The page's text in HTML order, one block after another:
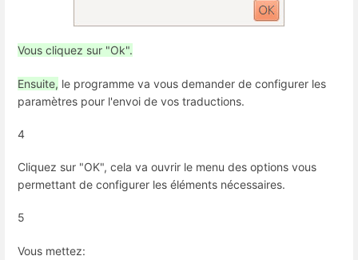
Vous cliquez sur "Ok".
Ensuite, le programme va vous demander de configurer les
paramètres pour l'envoi de vos traductions.
4
Cliquez sur "OK", cela va ouvrir le menu des options vous
permettant de configurer les éléments nécessaires.
5
Vous mettez: